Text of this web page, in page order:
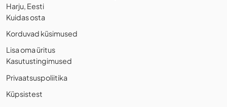
Harju, Eesti
Kuidas osta
Korduvad küsimused
Lisa oma üritus
Kasutustingimused
Privaatsuspoliitika
Küpsistest